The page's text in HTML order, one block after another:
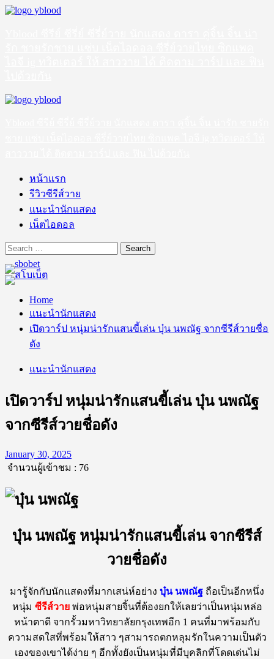
Skip
Primary
หน้าแรก
รีวิวซีรีส์วาย
แนะนำนักแสดง
เน็ตไอดอล
Search
for:
Home
แนะนำนักแสดง
เปิดวาร์ป หนุ่มน่ารักแสนขี้เล่น บุ๋น นพณัฐ จากซีรีส์วายชื่อ
ดัง
แนะนำนักแสดง
เปิดวาร์ป หนุ่มน่ารักแสนขี้เล่น บุ๋น นพณัฐ
จากซีรีส์วายชื่อดัง
January 30, 2025
จำนวนผู้เข้าชม : 76
บุ๋น นพณัฐ หนุ่มน่ารักแสนขี้เล่น จากซีรีส์
วายชื่อดัง
มารู้จักกับนักแสดงที่มากเสน่ห์อย่าง บุ๋น นพณัฐ ถือเป็นอีกหนึ่ง
หนุ่ม ซีรีส์วายพ่อหนุ่มสายจิ้นที่ต้องยกให้เลยว่าเป็นหนุ่มหล่อ
หน้าตาดี จากรั้วมหาวิทยาลัยกรุงเทพอีก 1 คนที่มาพร้อมกับ
ความสดใสที่พร้อมให้สาว ๆสามารถตกหลุมรักในความเป็นตัว
เองของเขาได้ง่าย ๆ อีกทั้งยังเป็นหนุ่มที่มีบุคลิกที่โดดเด่นไม่